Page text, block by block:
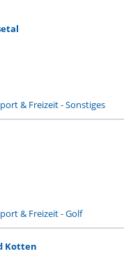
& Freizeit-Sonstiges
& Freizeit-Golf
Kotten